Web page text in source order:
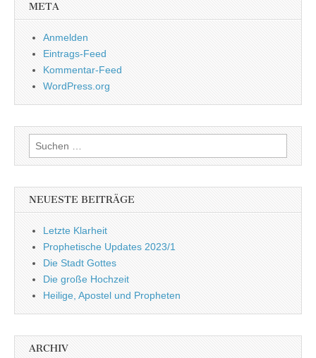
META
Anmelden
Eintrags-Feed
Kommentar-Feed
WordPress.org
Suchen
nach:
NEUESTE BEITRÄGE
Letzte Klarheit
Prophetische Updates 2023/1
Die Stadt Gottes
Die große Hochzeit
Heilige, Apostel und Propheten
ARCHIV